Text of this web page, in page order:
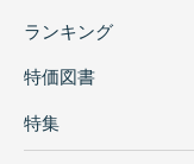
ランキング
特価図書
特集